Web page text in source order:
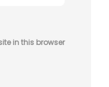
in this browser